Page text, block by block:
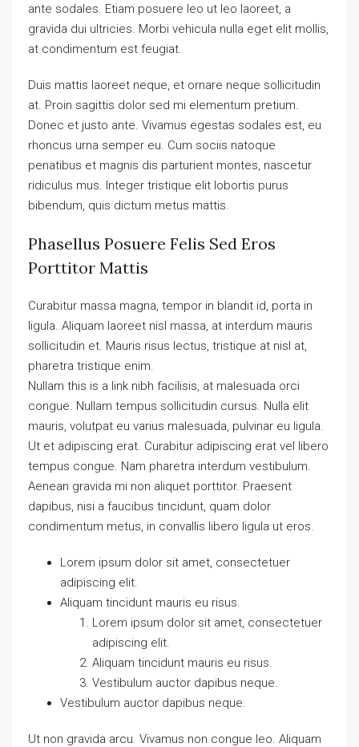
ante sodales. Etiam posuere leo ut leo laoreet, a
gravida dui ultricies. Morbi vehicula nulla eget elit mollis,
at condimentum est feugiat.
Duis mattis laoreet neque, et ornare neque sollicitudin
at. Proin sagittis dolor sed mi elementum pretium.
Donec et justo ante. Vivamus egestas sodales est, eu
rhoncus urna semper eu. Cum sociis natoque
penatibus et magnis dis parturient montes, nascetur
ridiculus mus. Integer tristique elit lobortis purus
bibendum, quis dictum metus mattis.
Phasellus Posuere Felis Sed Eros
Porttitor Mattis
Curabitur massa magna, tempor in blandit id, porta in
ligula. Aliquam laoreet nisl massa, at interdum mauris
sollicitudin et. Mauris risus lectus, tristique at nisl at,
pharetra tristique enim.
Nullam this is a link nibh facilisis, at malesuada orci
congue. Nullam tempus sollicitudin cursus. Nulla elit
mauris, volutpat eu varius malesuada, pulvinar eu ligula.
Ut et adipiscing erat. Curabitur adipiscing erat vel libero
tempus congue. Nam pharetra interdum vestibulum.
Aenean gravida mi non aliquet porttitor. Praesent
dapibus, nisi a faucibus tincidunt, quam dolor
condimentum metus, in convallis libero ligula ut eros.
Lorem ipsum dolor sit amet, consectetuer
adipiscing elit.
Aliquam tincidunt mauris eu risus.
Lorem ipsum dolor sit amet, consectetuer
adipiscing elit.
Aliquam tincidunt mauris eu risus.
Vestibulum auctor dapibus neque.
Vestibulum auctor dapibus neque.
Ut non gravida arcu. Vivamus non congue leo. Aliquam